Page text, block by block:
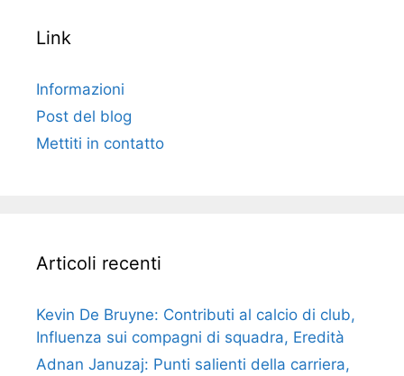
Link
Informazioni
Post del blog
Mettiti in contatto
Articoli recenti
Kevin De Bruyne: Contributi al calcio di club,
Influenza sui compagni di squadra, Eredità
Adnan Januzaj: Punti salienti della carriera,